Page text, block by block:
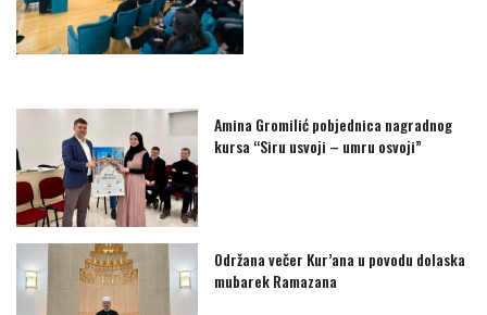
Amina Gromilić pobjednica nagradnog
kursa “Siru usvoji – umru osvoji”
Održana večer Kur’ana u povodu dolaska
mubarek Ramazana